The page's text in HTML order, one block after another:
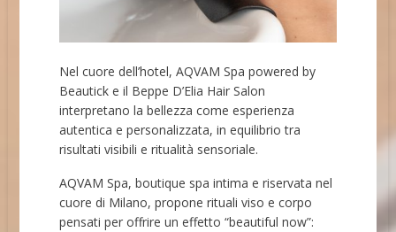
Nel cuore dell’hotel, AQVAM Spa powered by
Beautick e il Beppe D’Elia Hair Salon
interpretano la bellezza come esperienza
autentica e personalizzata, in equilibrio tra
risultati visibili e ritualità sensoriale.
AQVAM Spa, boutique spa intima e riservata nel
cuore di Milano, propone rituali viso e corpo
pensati per offrire un effetto “beautiful now”: